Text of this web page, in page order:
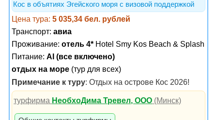
Кос в объятиях Эгейского моря с визовой поддержкой
Цена тура: 5 035,34 бел. рублей
Транспорт: авиа
Проживание: отель 4* Hotel Smy Kos Beach & Splash
Питание: AI (все включено)
отдых на море (тур для всех)
Примечание к туру: Отдых на острове Кос 2026!
турфирма НеобхоДима Тревел, ООО (Минск)